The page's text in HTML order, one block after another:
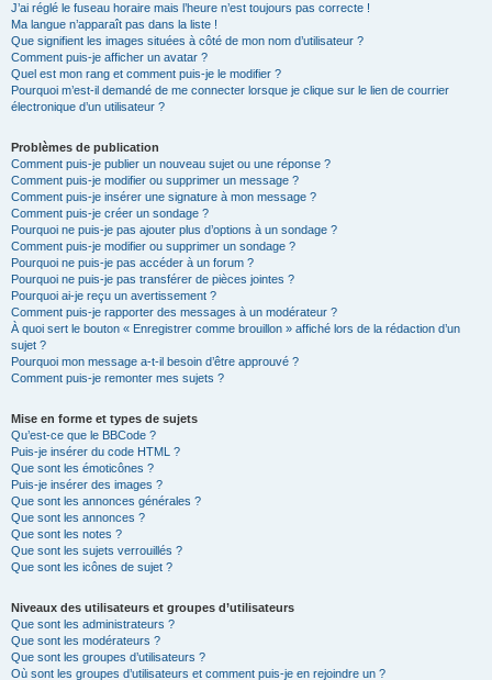
J’ai réglé le fuseau horaire mais l’heure n’est toujours pas correcte !
Ma langue n’apparaît pas dans la liste !
Que signifient les images situées à côté de mon nom d’utilisateur ?
Comment puis-je afficher un avatar ?
Quel est mon rang et comment puis-je le modifier ?
Pourquoi m’est-il demandé de me connecter lorsque je clique sur le lien de courrier
électronique d’un utilisateur ?
Problèmes de publication
Comment puis-je publier un nouveau sujet ou une réponse ?
Comment puis-je modifier ou supprimer un message ?
Comment puis-je insérer une signature à mon message ?
Comment puis-je créer un sondage ?
Pourquoi ne puis-je pas ajouter plus d’options à un sondage ?
Comment puis-je modifier ou supprimer un sondage ?
Pourquoi ne puis-je pas accéder à un forum ?
Pourquoi ne puis-je pas transférer de pièces jointes ?
Pourquoi ai-je reçu un avertissement ?
Comment puis-je rapporter des messages à un modérateur ?
À quoi sert le bouton « Enregistrer comme brouillon » affiché lors de la rédaction d’un
sujet ?
Pourquoi mon message a-t-il besoin d’être approuvé ?
Comment puis-je remonter mes sujets ?
Mise en forme et types de sujets
Qu’est-ce que le BBCode ?
Puis-je insérer du code HTML ?
Que sont les émoticônes ?
Puis-je insérer des images ?
Que sont les annonces générales ?
Que sont les annonces ?
Que sont les notes ?
Que sont les sujets verrouillés ?
Que sont les icônes de sujet ?
Niveaux des utilisateurs et groupes d’utilisateurs
Que sont les administrateurs ?
Que sont les modérateurs ?
Que sont les groupes d’utilisateurs ?
Où sont les groupes d’utilisateurs et comment puis-je en rejoindre un ?